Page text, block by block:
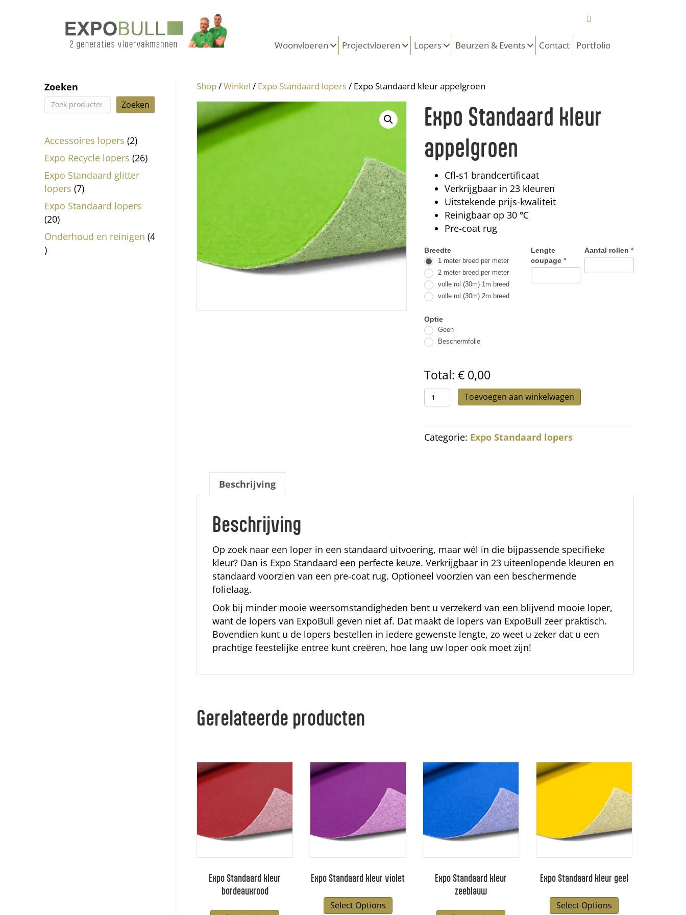
Woonvloeren Projectvloeren Lopers Beurzen & Events Contact Portfolio
Shop/Winkel / Expo Standaard lopers/ Expo Standaard kleur appelgroen
Expo Standaard kleur
appelgroen
Cfl-s1 brandcertificaat
Verkrijgbaar in 23 kleuren
Uitstekende prijs-kwaliteit
Reinigbaar op 30 ℃
Pre-coat rug
Standaard
loper
1-
2
Breedte
1 meter breed per meter
2 meter breed per meter
volle rol (30m) 1m breed
volle rol (30m) 2m breed
Lengte
coupage*
Aantal rollen*
Optie
Geen
Beschermfolie
Total: € 0,00
Expo
Standaard
appelgroen
Toevoegen aan winkelwagen
Categorie: Expo Standaard lopers
Beschrijving
Beschrijving
Op zoek naar een loper in een standaard uitvoering, maar wél in die bijpassende specifieke
kleur? Dan is Expo Standaard een perfecte keuze. Verkrijgbaar in 23 uiteenlopende kleuren en
standaard voorzien van een pre-coat rug. Optioneel voorzien van een beschermende
folielaag.
Ook bij minder mooie weersomstandigheden bent u verzekerd van een blijvend mooie loper,
want de lopers van ExpoBull geven niet af. Dat maakt de lopers van ExpoBull zeer praktisch.
Bovendien kunt u de lopers bestellen in iedere gewenste lengte, zo weet u zeker dat u een
prachtige feestelijke entree kunt creëren, hoe lang uw loper ook moet zijn!
Gerelateerde producten
Expo Standaard kleur
bordeauxrood
Expo Standaard kleur violet
Select Options
Expo Standaard kleur
zeeblauw
Dit
Expo Standaard kleur geel
Select Options
Zoeken
Zoeken
Accessoires lopers 22
producten
Expo Recycle lopers 2626
Expo Standaard glitter
lopers 77
producten
Expo Standaard lopers
2020
producten
Onderhoud en reinigen 4
4